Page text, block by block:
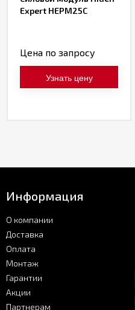
Expert HEPM25C
Цена по запросу
Узнать цену
Информация
О компании
Доставка
Оплата
Монтаж
Гарантии
Акции
Партнерам